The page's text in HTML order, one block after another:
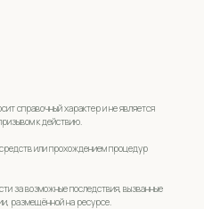
справочный характер и не является
к действию.
или прохождением процедур
за возможные последствия, вызванные
размещённой на ресурсе.